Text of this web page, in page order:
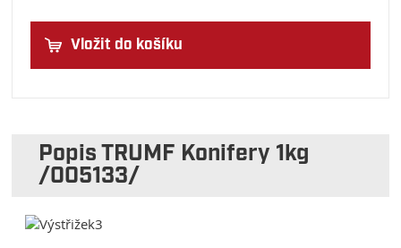
Vložit do košíku
Popis TRUMF Konifery 1kg
/005133/